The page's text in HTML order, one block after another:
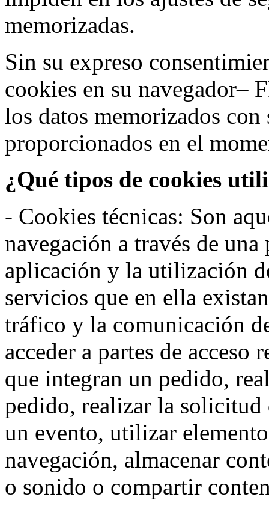
memorizadas.
Sin su expreso
cookies en su navegador–
los datos memorizados con
proporcionados en el
¿Qué tipos de cookies
- Cookies técnicas: Son
navegación a través de
aplicación y la utilización
servicios que en ella
tráfico y la comunicación
acceder a partes de
que integran un pedido,
pedido, realizar la
un evento, utilizar
navegación, almacenar
o sonido o compartir